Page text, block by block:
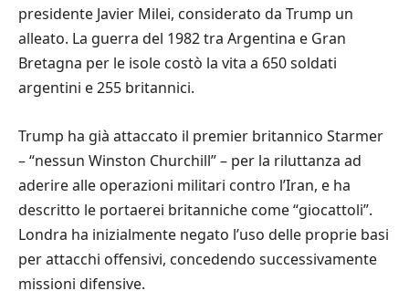
presidente Javier Milei, considerato da Trump un
alleato. La guerra del 1982 tra Argentina e Gran
Bretagna per le isole costò la vita a 650 soldati
argentini e 255 britannici.
Trump ha già attaccato il premier britannico Starmer
– “nessun Winston Churchill” – per la riluttanza ad
aderire alle operazioni militari contro l’Iran, e ha
descritto le portaerei britanniche come “giocattoli”.
Londra ha inizialmente negato l’uso delle proprie basi
per attacchi offensivi, concedendo successivamente
missioni difensive.